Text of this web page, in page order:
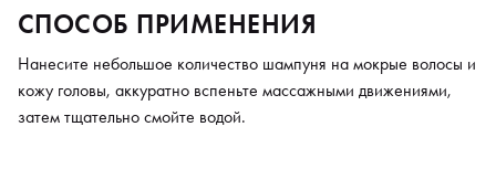
СПОСОБ ПРИМЕНЕНИЯ
Нанесите небольшое количество шампуня на мокрые волосы и
кожу головы, аккуратно вспеньте массажными движениями,
затем тщательно смойте водой.